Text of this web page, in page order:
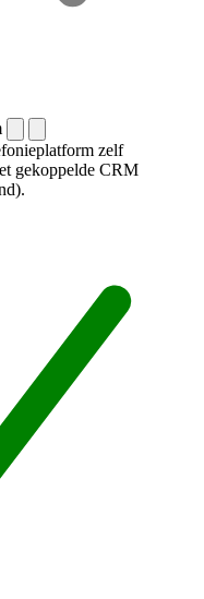
zelf
gekoppelde CRM